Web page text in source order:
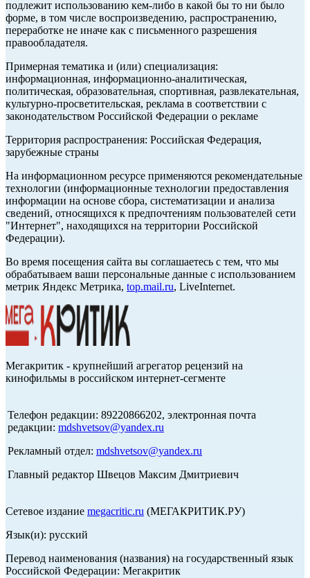
подлежит использованию кем-либо в какой бы то ни было
форме, в том числе воспроизведению, распространению,
переработке не иначе как с письменного разрешения
правообладателя.
Примерная тематика и (или) специализация:
информационная, информационно-аналитическая,
политическая, образовательная, спортивная, развлекательная,
культурно-просветительская, реклама в соответствии с
законодательством Российской Федерации о рекламе
Территория распространения: Российская Федерация,
зарубежные страны
На информационном ресурсе применяются рекомендательные
технологии (информационные технологии предоставления
информации на основе сбора, систематизации и анализа
сведений, относящихся к предпочтениям пользователей сети
"Интернет", находящихся на территории Российской
Федерации).
Во время посещения сайта вы соглашаетесь с тем, что мы
обрабатываем ваши персональные данные с использованием
метрик Яндекс Метрика, top.mail.ru, LiveInternet.
Мегакритик - крупнейший агрегатор рецензий на
кинофильмы в российском интернет-сегменте
Телефон редакции: 89220866202, электронная почта
редакции: mdshvetsov@yandex.ru
Рекламный отдел: mdshvetsov@yandex.ru
Главный редактор Швецов Максим Дмитриевич
Сетевое издание megacritic.ru (МЕГАКРИТИК.РУ)
Язык(и): русский
Перевод наименования (названия) на государственный язык
Российской Федерации: Мегакритик